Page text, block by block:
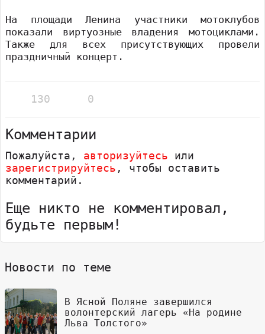
На площади Ленина участники мотоклубов
показали виртуозные владения мотоциклами.
Также для всех присутствующих провели
праздничный концерт.
130 0
Комментарии
Пожалуйста, авторизуйтесь или
зарегистрируйтесь , чтобы оставить
комментарий.
Еще никто не комментировал,
будьте первым!
Новости по теме
В Ясной Поляне завершился
волонтерский лагерь «На родине
Льва Толстого»